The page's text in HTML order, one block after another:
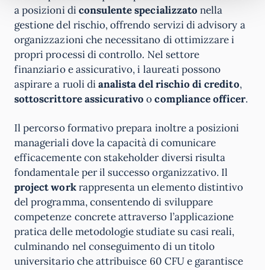
a posizioni diconsulente specializzato nella
gestione del rischio, offrendo servizi di advisory a
organizzazioni che necessitano di ottimizzare i
propri processi di controllo. Nel settore
finanziario e assicurativo, i laureati possono
aspirare a ruoli dianalista del rischio di credito,
sottoscrittore assicurativo ocompliance officer.
Il percorso formativo prepara inoltre a posizioni
manageriali dove la capacità di comunicare
efficacemente con stakeholder diversi risulta
fondamentale per il successo organizzativo. Il
project workrappresenta un elemento distintivo
del programma, consentendo di sviluppare
competenze concrete attraverso l’applicazione
pratica delle metodologie studiate su casi reali,
culminando nel conseguimento di un titolo
universitario che attribuisce 60 CFU e garantisce